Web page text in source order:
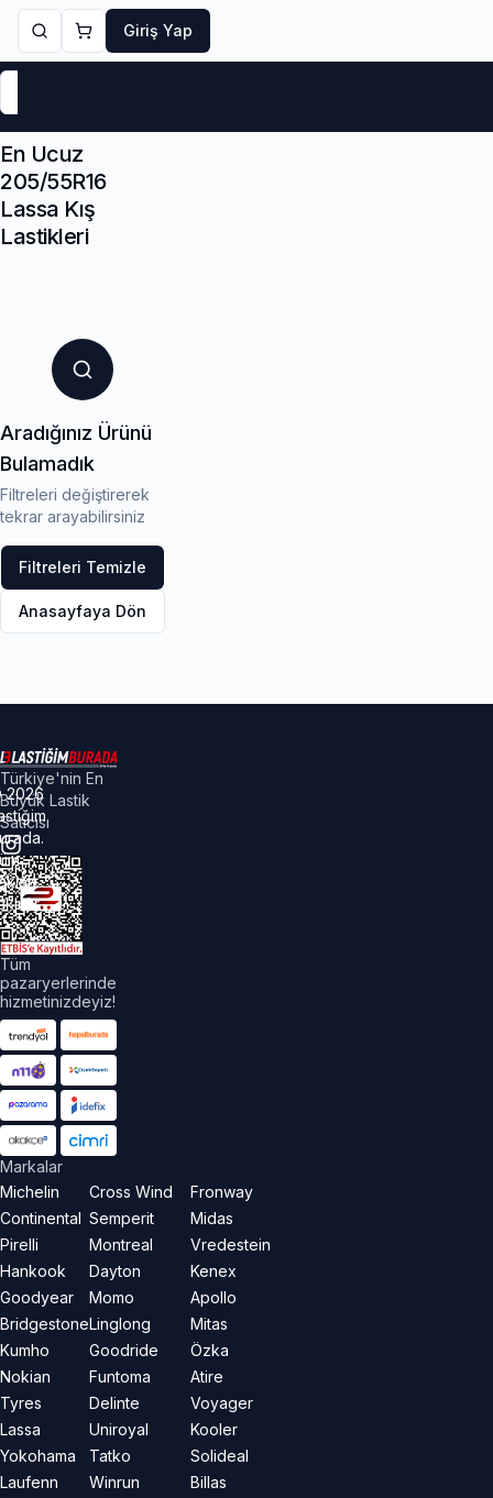
Giriş Yap
En Ucuz
205/55R16
Lassa Kış
Lastikleri
Aradığınız Ürünü
Bulamadık
Filtreleri değiştirerek
tekrar arayabilirsiniz
Filtreleri Temizle
Anasayfaya Dön
Türkiye'nin En
Büyük Lastik
Satıcısı
Tüm
pazaryerlerinde
hizmetinizdeyiz!
Markalar
Michelin
Continental
Pirelli
Hankook
Goodyear
Bridgestone
Kumho
Nokian
Tyres
Lassa
Yokohama
Laufenn
Cross Wind
Semperit
Montreal
Dayton
Momo
Linglong
Goodride
Funtoma
Delinte
Uniroyal
Tatko
Winrun
Fronway
Midas
Vredestein
Kenex
Apollo
Mitas
Özka
Atire
Voyager
Kooler
Solideal
Billas
2026